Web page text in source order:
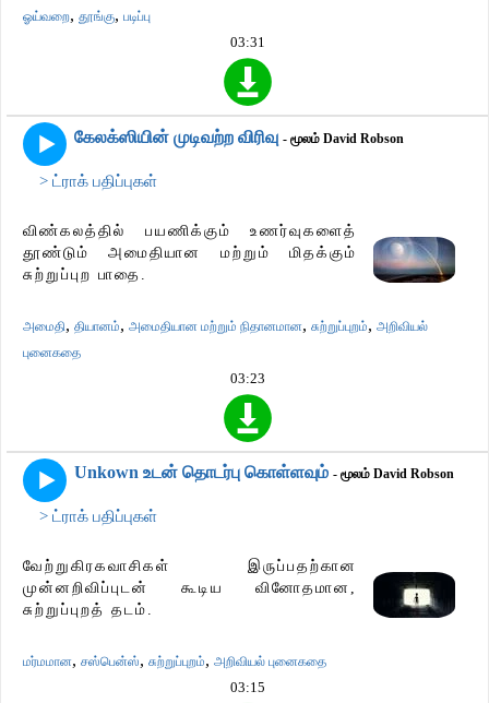
ஓய்வறை, தூங்கு, படிப்பு
03:31
கேலக்ஸியின் முடிவற்ற விரிவு - மூலம் David Robson
> ட்ராக் பதிப்புகள்
விண்கலத்தில் பயணிக்கும் உணர்வுகளைத்
தூண்டும் அமைதியான மற்றும் மிதக்கும்
சுற்றுப்புற பாதை.
அமைதி, தியானம், அமைதியான மற்றும் நிதானமான, சுற்றுப்புறம், அறிவியல்
புனைகதை
03:23
Unkown உடன் தொடர்பு கொள்ளவும் - மூலம் David Robson
> ட்ராக் பதிப்புகள்
வேற்றுகிரகவாசிகள் இருப்பதற்கான
முன்னறிவிப்புடன் கூடிய வினோதமான,
சுற்றுப்புறத் தடம்.
மர்மமான, சஸ்பென்ஸ், சுற்றுப்புறம், அறிவியல் புனைகதை
03:15